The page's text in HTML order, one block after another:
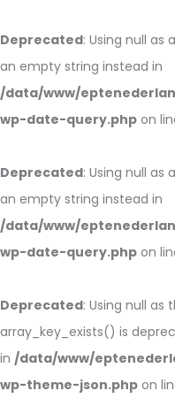
Deprecated: Using null as
an empty string instead in
/data/www/
wp-date-query.php on
Deprecated: Using null as
an empty string instead in
/data/www/
wp-date-query.php on
Deprecated: Using null
array_key_exists() is
in /data/www/
wp-theme-json.php on